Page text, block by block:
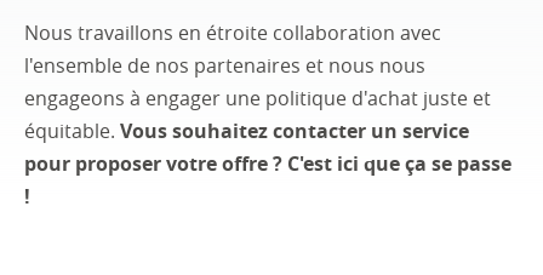
Nous travaillons en étroite collaboration avec
l'ensemble de nos partenaires et nous nous
engageons à engager une politique d'achat juste et
équitable. Vous souhaitez contacter un service
pour proposer votre offre ? C'est ici que ça se passe
!